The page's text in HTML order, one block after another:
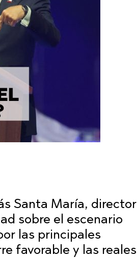
Santa María, director
sobre el escenario
las principales
favorable y las reales